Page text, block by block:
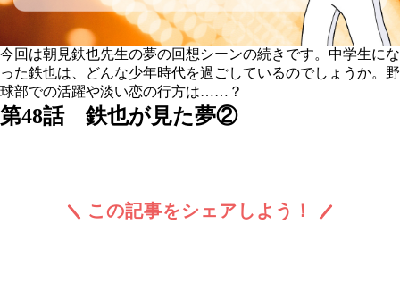
今回は朝見鉄也先生の夢の回想シーンの続きです。中学生にな
った鉄也は、どんな少年時代を過ごしているのでしょうか。野
球部での活躍や淡い恋の行方は……？
第48話 鉄也が見た夢②
この記事をシェアしよう！